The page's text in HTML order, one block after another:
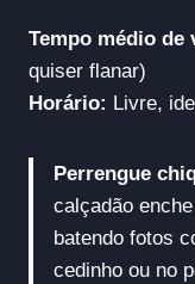
Tempo médio de
quiser flanar)
Horário: Livre,
Perrengue
calçadão
batendo fotos
cedinho ou no